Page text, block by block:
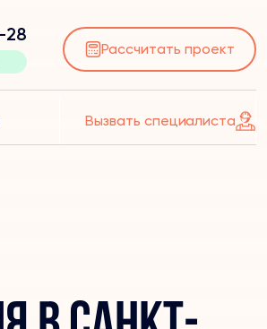
28
Рассчитать проект
Вызвать специалиста